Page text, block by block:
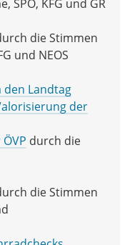
SPÖ, KFG und GR
die Stimmen
und NEOS
den Landtag
der
durch die
die Stimmen